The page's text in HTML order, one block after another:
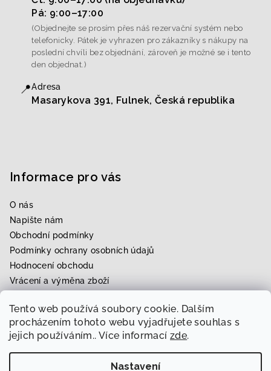
Tento web používá soubory cookie. Dalším
procházením tohoto webu vyjadřujete souhlas s
jejich používáním.. Více informací zde.
Nastavení
Pá: 9:00–17:00
(Objednejte se prosím přes náš rezervační systém nebo
telefonicky. Pátek je vyhrazen pro zákazníky s nákupy na
poslední chvíli bez objednání, zároveň je možné se i tento
den objednat.)
📍Adresa
Masarykova 391, Fulnek, Česká republika
Informace pro vás
O nás
Napište nám
Obchodní podmínky
Podmínky ochrany osobních údajů
Hodnocení obchodu
Vrácení a výměna zboží
Rezervace zkoušky